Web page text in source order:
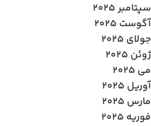
سپتامبر 2025
آگوست 2025
جولای 2025
ژوئن 2025
می 2025
آوریل 2025
مارس 2025
فوریه 2025